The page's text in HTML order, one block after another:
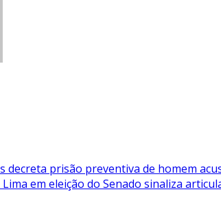
decreta prisão preventiva de homem
em eleição do Senado sinaliza